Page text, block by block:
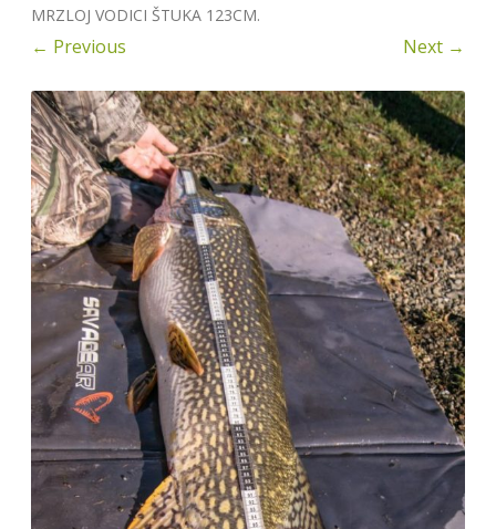
MRZLOJ VODICI ŠTUKA 123CM.
← Previous Next →